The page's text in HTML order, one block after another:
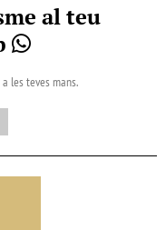
al teu
les teves mans.